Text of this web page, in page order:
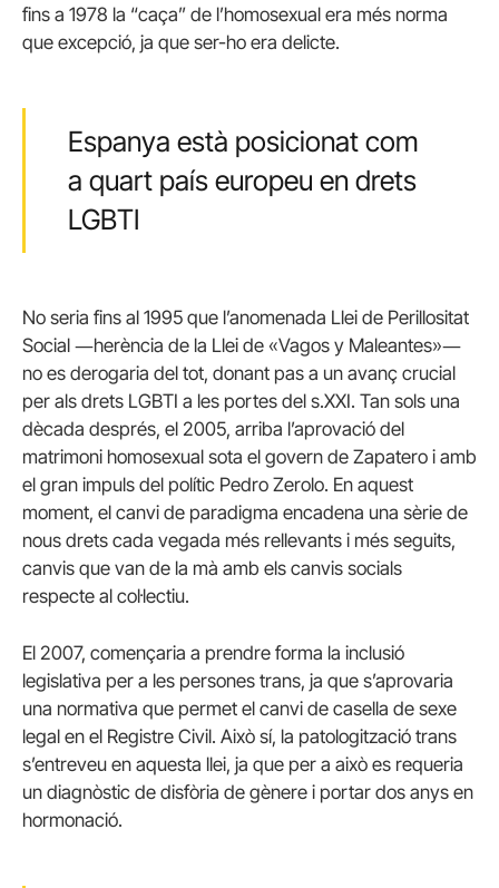
fins a 1978 la “caça” de l’homosexual era més norma
que excepció, ja que ser-ho era delicte.
Espanya està posicionat com
a quart país europeu en drets
LGBTI
No seria fins al 1995 que l’anomenada Llei de Perillositat
Social ―herència de la Llei de «Vagos y Maleantes»―
no es derogaria del tot, donant pas a un avanç crucial
per als drets LGBTI a les portes del s.XXI. Tan sols una
dècada després, el 2005, arriba l’aprovació del
matrimoni homosexual sota el govern de Zapatero i amb
el gran impuls del polític Pedro Zerolo. En aquest
moment, el canvi de paradigma encadena una sèrie de
nous drets cada vegada més rellevants i més seguits,
canvis que van de la mà amb els canvis socials
respecte al col·lectiu.
El 2007, començaria a prendre forma la inclusió
legislativa per a les persones trans, ja que s’aprovaria
una normativa que permet el canvi de casella de sexe
legal en el Registre Civil. Això sí, la patologització trans
s’entreveu en aquesta llei, ja que per a això es requeria
un diagnòstic de disfòria de gènere i portar dos anys en
hormonació.